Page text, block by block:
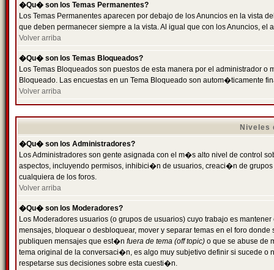
�Qu� son los Temas Permanentes?
Los Temas Permanentes aparecen por debajo de los Anuncios en la
que deben permanecer siempre a la vista. Al igual que con los Anuncios,
Volver arriba
�Qu� son los Temas Bloqueados?
Los Temas Bloqueados son puestos de esta manera por el administrador
Bloqueado. Las encuestas en un Tema Bloqueado son autom�ticamente
Volver arriba
Niveles
�Qu� son los Administradores?
Los Administradores son gente asignada con el m�s alto nivel de control
aspectos, incluyendo permisos, inhibici�n de usuarios, creaci�n de
cualquiera de los foros.
Volver arriba
�Qu� son los Moderadores?
Los Moderadores usuarios (o grupos de usuarios) cuyo trabajo es
mensajes, bloquear o desbloquear, mover y separar temas en el foro
publiquen mensajes que est�n fuera de tema (off topic) o que se abuse de
tema original de la conversaci�n, es algo muy subjetivo definir si sucede
respetarse sus decisiones sobre esta cuesti�n.